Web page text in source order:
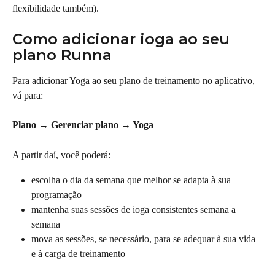
flexibilidade também).
Como adicionar ioga ao seu
plano Runna
Para adicionar Yoga ao seu plano de treinamento no aplicativo,
vá para:
Plano → Gerenciar plano → Yoga
A partir daí, você poderá:
escolha o dia da semana que melhor se adapta à sua
programação
mantenha suas sessões de ioga consistentes semana a
semana
mova as sessões, se necessário, para se adequar à sua vida
e à carga de treinamento